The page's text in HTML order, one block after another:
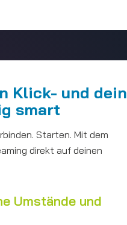
Klick- und dein
smart
Starten. Mit dem
direkt auf deinen
Umstände und